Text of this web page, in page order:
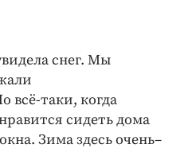
снег. Мы
всё-таки, когда
сидеть дома
Зима здесь очень–